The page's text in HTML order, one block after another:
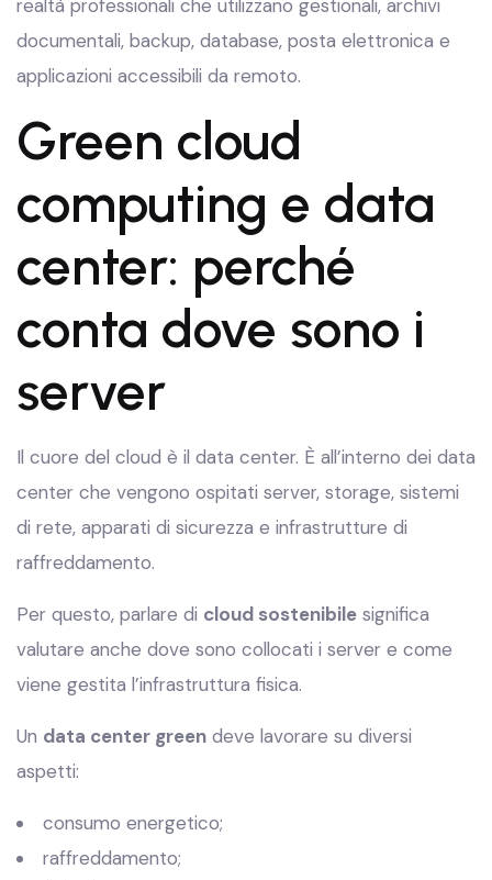
realtà professionali che utilizzano gestionali, archivi
documentali, backup, database, posta elettronica e
applicazioni accessibili da remoto.
Green cloud
computing e data
center: perché
conta dove sono i
server
Il cuore del cloud è il data center. È all’interno dei data
center che vengono ospitati server, storage, sistemi
di rete, apparati di sicurezza e infrastrutture di
raffreddamento.
Per questo, parlare di cloud sostenibile significa
valutare anche dove sono collocati i server e come
viene gestita l’infrastruttura fisica.
Un data center green deve lavorare su diversi
aspetti:
consumo energetico;
raffreddamento;